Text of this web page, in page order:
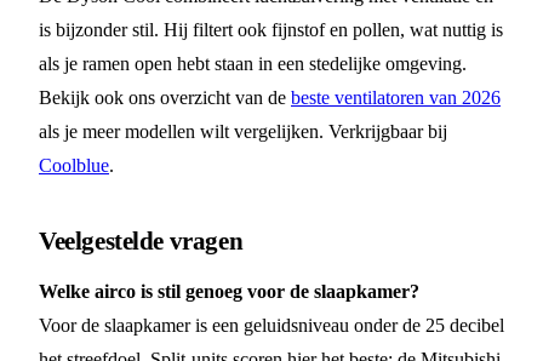
is bijzonder stil. Hij filtert ook fijnstof en pollen, wat nuttig is
als je ramen open hebt staan in een stedelijke omgeving.
Bekijk ook ons overzicht van de beste ventilatoren van 2026
als je meer modellen wilt vergelijken. Verkrijgbaar bij
Coolblue.
Veelgestelde vragen
Welke airco is stil genoeg voor de slaapkamer?
Voor de slaapkamer is een geluidsniveau onder de 25 decibel